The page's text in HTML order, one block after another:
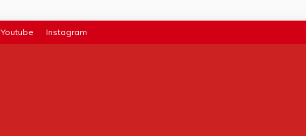
Youtube Instagram